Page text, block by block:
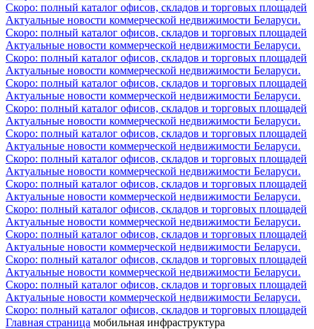
Скоро: полный каталог офисов, складов и торговых площадей
Актуальные новости коммерческой недвижимости Беларуси.
Скоро: полный каталог офисов, складов и торговых площадей
Актуальные новости коммерческой недвижимости Беларуси.
Скоро: полный каталог офисов, складов и торговых площадей
Актуальные новости коммерческой недвижимости Беларуси.
Скоро: полный каталог офисов, складов и торговых площадей
Актуальные новости коммерческой недвижимости Беларуси.
Скоро: полный каталог офисов, складов и торговых площадей
Актуальные новости коммерческой недвижимости Беларуси.
Скоро: полный каталог офисов, складов и торговых площадей
Актуальные новости коммерческой недвижимости Беларуси.
Скоро: полный каталог офисов, складов и торговых площадей
Актуальные новости коммерческой недвижимости Беларуси.
Скоро: полный каталог офисов, складов и торговых площадей
Актуальные новости коммерческой недвижимости Беларуси.
Скоро: полный каталог офисов, складов и торговых площадей
Актуальные новости коммерческой недвижимости Беларуси.
Скоро: полный каталог офисов, складов и торговых площадей
Актуальные новости коммерческой недвижимости Беларуси.
Скоро: полный каталог офисов, складов и торговых площадей
Актуальные новости коммерческой недвижимости Беларуси.
Скоро: полный каталог офисов, складов и торговых площадей
Актуальные новости коммерческой недвижимости Беларуси.
Скоро: полный каталог офисов, складов и торговых площадей
Главная страница мобильная инфраструктура